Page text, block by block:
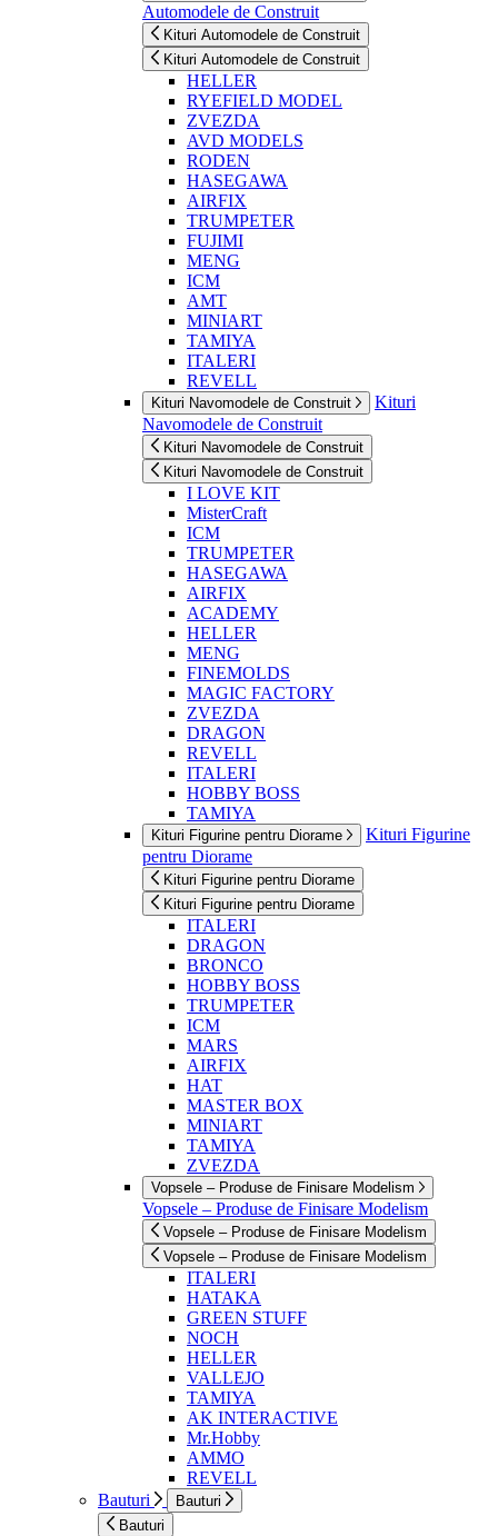
Automodele de Construit
Kituri Automodele de Construit
Kituri Automodele de Construit
HELLER
RYEFIELD MODEL
ZVEZDA
AVD MODELS
RODEN
HASEGAWA
AIRFIX
TRUMPETER
FUJIMI
MENG
ICM
AMT
MINIART
TAMIYA
ITALERI
REVELL
Kituri Navomodele de Construit
Kituri
Navomodele de Construit
Kituri Navomodele de Construit
Kituri Navomodele de Construit
I LOVE KIT
MisterCraft
ICM
TRUMPETER
HASEGAWA
AIRFIX
ACADEMY
HELLER
MENG
FINEMOLDS
MAGIC FACTORY
ZVEZDA
DRAGON
REVELL
ITALERI
HOBBY BOSS
TAMIYA
Kituri Figurine pentru Diorame
Kituri Figurine
pentru Diorame
Kituri Figurine pentru Diorame
Kituri Figurine pentru Diorame
ITALERI
DRAGON
BRONCO
HOBBY BOSS
TRUMPETER
ICM
MARS
AIRFIX
HAT
MASTER BOX
MINIART
TAMIYA
ZVEZDA
Vopsele – Produse de Finisare Modelism
Vopsele – Produse de Finisare Modelism
Vopsele – Produse de Finisare Modelism
Vopsele – Produse de Finisare Modelism
ITALERI
HATAKA
GREEN STUFF
NOCH
HELLER
VALLEJO
TAMIYA
AK INTERACTIVE
Mr.Hobby
AMMO
REVELL
Bauturi
Bauturi
Bauturi